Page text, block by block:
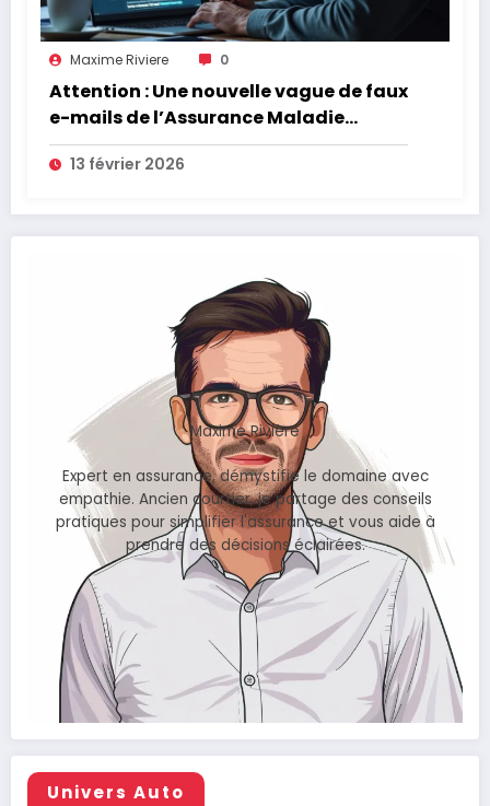
Maxime Riviere 0
Attention : Une nouvelle vague de faux
e-mails de l’Assurance Maladie
menace la couverture de vos frais de
santé
13 février 2026
Maxime Rivière
Expert en assurance, démystifie le domaine avec
empathie. Ancien courtier, je partage des conseils
pratiques pour simplifier l'assurance et vous aide à
prendre des décisions éclairées.
Univers Auto